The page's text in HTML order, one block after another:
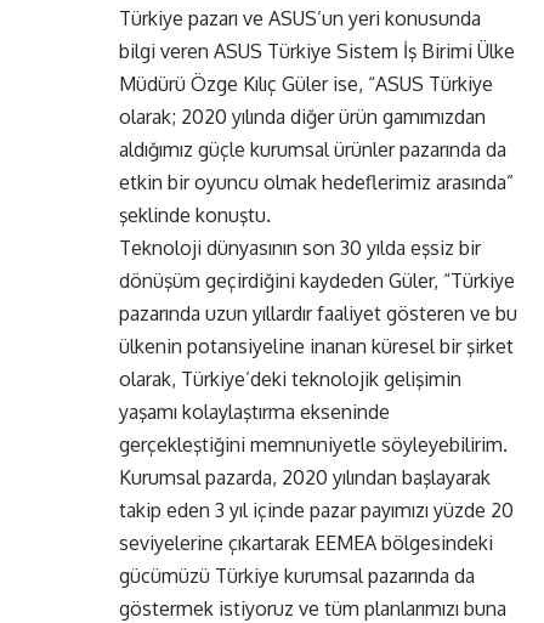
Türkiye pazarı ve ASUS’un yeri konusunda
bilgi veren ASUS Türkiye Sistem İş Birimi Ülke
Müdürü Özge Kılıç Güler ise, “ASUS Türkiye
olarak; 2020 yılında diğer ürün gamımızdan
aldığımız güçle kurumsal ürünler pazarında da
etkin bir oyuncu olmak hedeflerimiz arasında”
şeklinde konuştu.
Teknoloji dünyasının son 30 yılda eşsiz bir
dönüşüm geçirdiğini kaydeden Güler, “Türkiye
pazarında uzun yıllardır faaliyet gösteren ve bu
ülkenin potansiyeline inanan küresel bir şirket
olarak, Türkiye’deki teknolojik gelişimin
yaşamı kolaylaştırma ekseninde
gerçekleştiğini memnuniyetle söyleyebilirim.
Kurumsal pazarda, 2020 yılından başlayarak
takip eden 3 yıl içinde pazar payımızı yüzde 20
seviyelerine çıkartarak EEMEA bölgesindeki
gücümüzü Türkiye kurumsal pazarında da
göstermek istiyoruz ve tüm planlarımızı buna